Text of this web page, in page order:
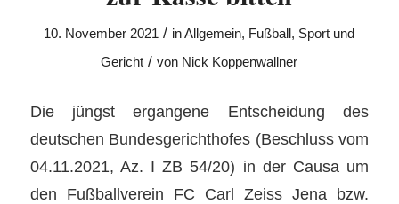
10. November 2021 / inAllgemein, Fußball , Sport und
Gericht / von Nick Koppenwallner
Die jüngst ergangene Entscheidung des
deutschen Bundesgerichthofes (Beschluss vom
04.11.2021, Az. I ZB 54/20) in der Causa um
den Fußballverein FC Carl Zeiss Jena bzw.